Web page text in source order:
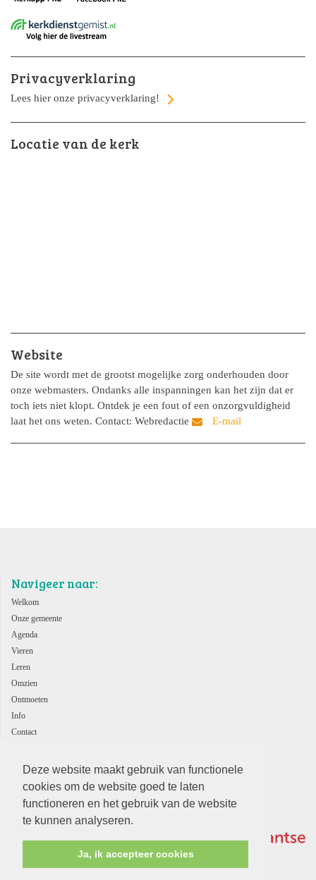
Deze website maakt gebruik van functionele
cookies om de website goed te laten
functioneren en het gebruik van de website
te kunnen analyseren.
Ja, ik accepteer cookies
Privacyverklaring
Lees hier onze privacyverklaring!
Locatie van de kerk
Website
De site wordt met de grootst mogelijke zorg onderhouden door
onze webmasters. Ondanks alle inspanningen kan het zijn dat er
toch iets niet klopt. Ontdek je een fout of een onzorgvuldigheid
laat het ons weten. Contact: Webredactie
Navigeer naar:
Welkom
Onze gemeente
Agenda
Vieren
Leren
Omzien
Ontmoeten
Info
Contact